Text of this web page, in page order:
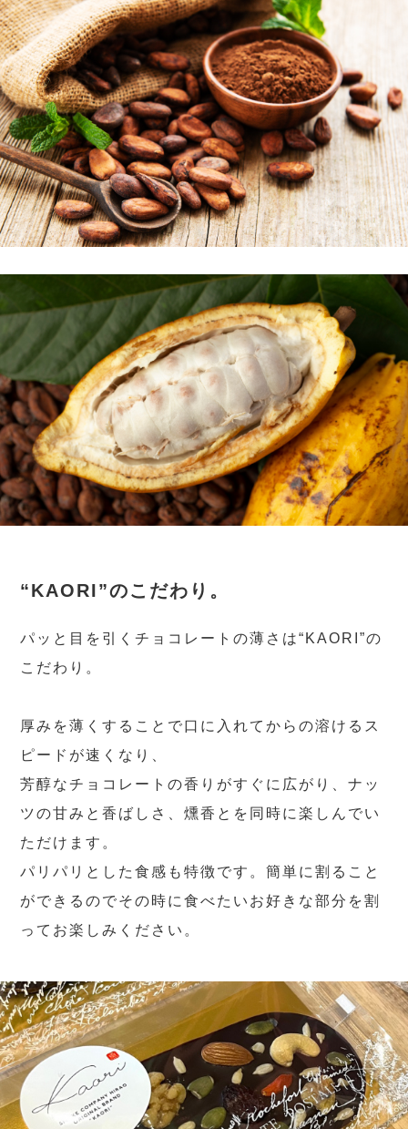
“KAORI”のこだわり。
パッと目を引くチョコレートの薄さは“KAORI”の
こだわり。
厚みを薄くすることで口に入れてからの溶けるス
ピードが速くなり、
芳醇なチョコレートの香りがすぐに広がり、ナッ
ツの甘みと香ばしさ、燻香とを同時に楽しんでい
ただけます。
パリパリとした食感も特徴です。簡単に割ること
ができるのでその時に食べたいお好きな部分を割
ってお楽しみください。